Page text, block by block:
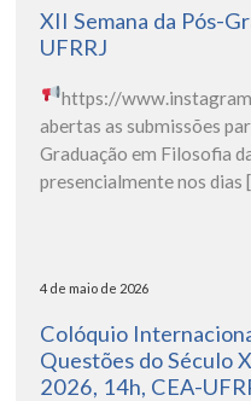
XII Semana da Pós-
UFRRJ
https://
abertas as submissões
Graduação em Filosofia
presencialmente nos dias
4 de maio de 2026
Colóquio
Questões do Século
2026, 14h, CEA-